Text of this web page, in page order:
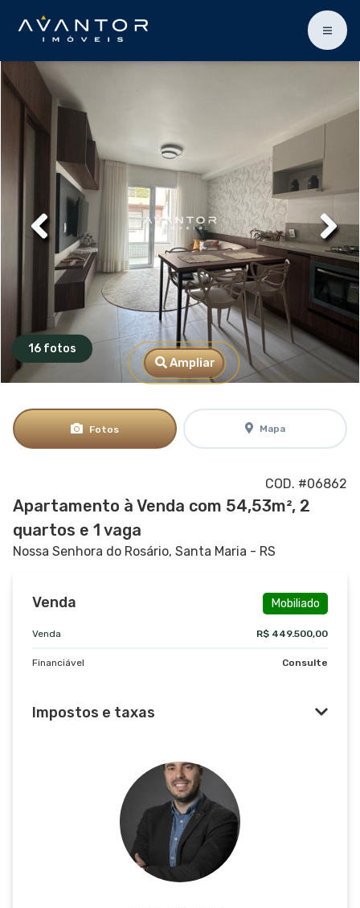
16 fotos
Ampliar
Fotos Mapa
COD. #06862
Apartamento à Venda com 54,53m², 2
quartos e 1 vaga
Nossa Senhora do Rosário, Santa Maria - RS
Venda Mobiliado
Venda R$ 449.500,00
Financiável Consulte
Impostos e taxas